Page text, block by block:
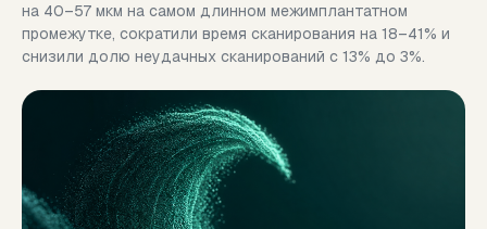
на 40–57 мкм на самом длинном межимплантатном
промежутке, сократили время сканирования на 18–41% и
снизили долю неудачных сканирований с 13% до 3%.